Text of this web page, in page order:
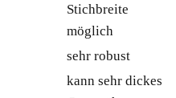
Stichbreite
möglich
sehr robust
kann sehr dickes